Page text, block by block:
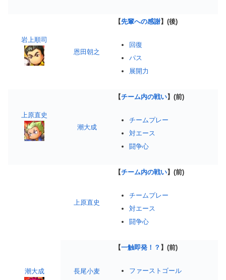
岩上順司
恩田朝之
【先輩への感謝】(後)
回復
パス
展開力
上原直史
潮大成
【チーム内の戦い】(前)
チームプレー
対エース
闘争心
潮大成
上原直史
【チーム内の戦い】(前)
チームプレー
対エース
闘争心
長尾小麦
【一触即発！？ 】(前)
ファーストゴール